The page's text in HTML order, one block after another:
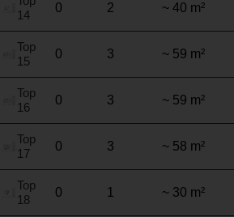
14
0 2 ~ 40 m²
Top
15
0 3 ~ 59 m²
Top
16
0 3 ~ 59 m²
Top
17
0 3 ~ 58 m²
Top
18
0 1 ~ 30 m²